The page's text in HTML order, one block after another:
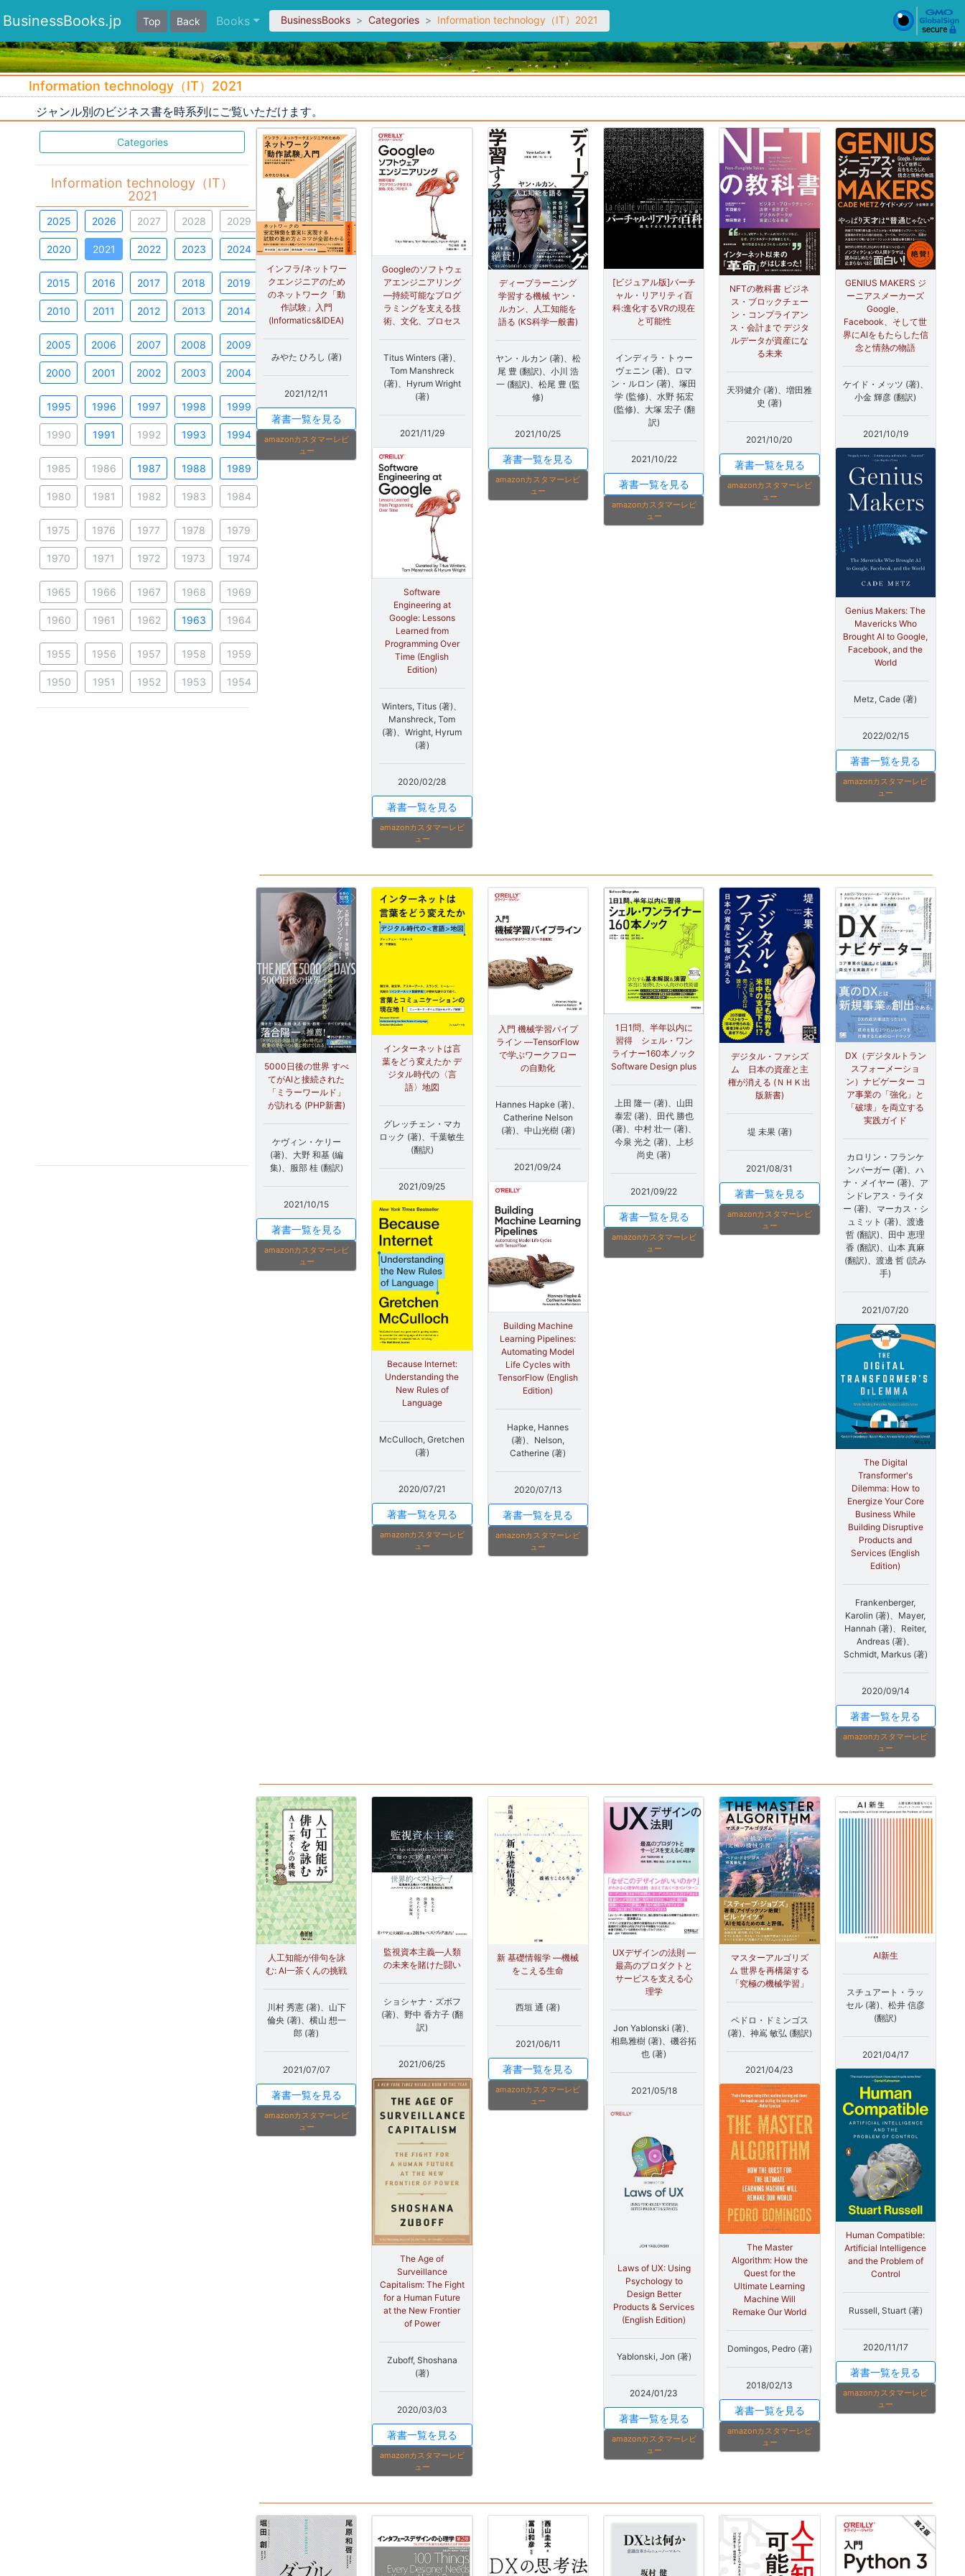
BusinessBooks.jp Top Back Books BusinessBooks Categories Information technology（IT）2021
Information technology（IT）2021
ジャンル別のビジネス書を時系列にご覧いただけます。
Categories
Information technology（IT）
2021
2025 2026 2027 2028 2029
2020 2021 2022 2023 2024
2015 2016 2017 2018 2019
2010 2011 2012 2013 2014
2005 2006 2007 2008 2009
2000 2001 2002 2003 2004
1995 1996 1997 1998 1999
1990 1991 1992 1993 1994
1985 1986 1987 1988 1989
1980 1981 1982 1983 1984
1975 1976 1977 1978 1979
1970 1971 1972 1973 1974
1965 1966 1967 1968 1969
1960 1961 1962 1963 1964
1955 1956 1957 1958 1959
1950 1951 1952 1953 1954
インフラ/ネットワー
クエンジニアのため
のネットワーク「動
作試験」入門
(Informatics&IDEA)
みやた ひろし (著)
2021/12/11
著書一覧を見る
amazonカスタマーレビ
ュー
Googleのソフトウェ
アエンジニアリング
―持続可能なプログ
ラミングを支える技
術、文化、プロセス
Titus Winters (著)、
Tom Manshreck
(著)、Hyrum Wright
(著)
2021/11/29
Software
Engineering at
Google: Lessons
Learned from
Programming Over
Time (English
Edition)
Winters, Titus (著)、
Manshreck, Tom
(著)、Wright, Hyrum
(著)
2020/02/28
著書一覧を見る
amazonカスタマーレビ
ュー
ディープラーニング
学習する機械 ヤン・
ルカン、人工知能を
語る (KS科学一般書)
ヤン・ルカン (著)、松
尾 豊 (翻訳)、小川 浩
一 (翻訳)、松尾 豊 (監
修)
2021/10/25
著書一覧を見る
amazonカスタマーレビ
ュー
[ビジュアル版]バーチ
ャル・リアリティ百
科:進化するVRの現在
と可能性
インディラ・トゥー
ヴェニン (著)、ロマ
ン・ルロン (著)、塚田
学 (監修)、水野 拓宏
(監修)、大塚 宏子 (翻
訳)
2021/10/22
著書一覧を見る
amazonカスタマーレビ
ュー
NFTの教科書 ビジネ
ス・ブロックチェー
ン・コンプライアン
ス・会計まで デジタ
ルデータが資産にな
る未来
天羽健介 (著)、増田雅
史 (著)
2021/10/20
著書一覧を見る
amazonカスタマーレビ
ュー
GENIUS MAKERS ジ
ーニアスメーカーズ
Google、
Facebook、そして世
界にAIをもたらした信
念と情熱の物語
ケイド・メッツ (著)、
小金 輝彦 (翻訳)
2021/10/19
Genius Makers: The
Mavericks Who
Brought AI to Google,
Facebook, and the
World
Metz, Cade (著)
2022/02/15
著書一覧を見る
amazonカスタマーレビ
ュー
5000日後の世界 すべ
てがAIと接続された
「ミラーワールド」
が訪れる (PHP新書)
ケヴィン・ケリー
(著)、大野 和基 (編
集)、服部 桂 (翻訳)
2021/10/15
著書一覧を見る
amazonカスタマーレビ
ュー
インターネットは言
葉をどう変えたか デ
ジタル時代の〈言
語〉地図
グレッチェン・マカ
ロック (著)、千葉敏生
(翻訳)
2021/09/25
Because Internet:
Understanding the
New Rules of
Language
McCulloch, Gretchen
(著)
2020/07/21
著書一覧を見る
amazonカスタマーレビ
ュー
入門 機械学習パイプ
ライン ―TensorFlow
で学ぶワークフロー
の自動化
Hannes Hapke (著)、
Catherine Nelson
(著)、中山光樹 (著)
2021/09/24
Building Machine
Learning Pipelines:
Automating Model
Life Cycles with
TensorFlow (English
Edition)
Hapke, Hannes
(著)、Nelson,
Catherine (著)
2020/07/13
著書一覧を見る
amazonカスタマーレビ
ュー
1日1問、半年以内に
習得 シェル・ワン
ライナー160本ノック
Software Design plus
上田 隆一 (著)、山田
泰宏 (著)、田代 勝也
(著)、中村 壮一 (著)、
今泉 光之 (著)、上杉
尚史 (著)
2021/09/22
著書一覧を見る
amazonカスタマーレビ
ュー
デジタル・ファシズ
ム 日本の資産と主
権が消える (ＮＨＫ出
版新書)
堤 未果 (著)
2021/08/31
著書一覧を見る
amazonカスタマーレビ
ュー
DX（デジタルトラン
スフォーメーショ
ン）ナビゲーター コ
ア事業の「強化」と
「破壊」を両立する
実践ガイド
カロリン・フランケ
ンバーガー (著)、ハ
ナ・メイヤー (著)、ア
ンドレアス・ライタ
ー (著)、マーカス・シ
ュミット (著)、渡邊
哲 (翻訳)、田中 恵理
香 (翻訳)、山本 真麻
(翻訳)、渡邊 哲 (読み
手)
2021/07/20
The Digital
Transformer's
Dilemma: How to
Energize Your Core
Business While
Building Disruptive
Products and
Services (English
Edition)
Frankenberger,
Karolin (著)、Mayer,
Hannah (著)、Reiter,
Andreas (著)、
Schmidt, Markus (著)
2020/09/14
著書一覧を見る
amazonカスタマーレビ
ュー
人工知能が俳句を詠
む: AI一茶くんの挑戦
川村 秀憲 (著)、山下
倫央 (著)、横山 想一
郎 (著)
2021/07/07
著書一覧を見る
amazonカスタマーレビ
ュー
監視資本主義―人類
の未来を賭けた闘い
ショシャナ・ズボフ
(著)、野中 香方子 (翻
訳)
2021/06/25
The Age of
Surveillance
Capitalism: The Fight
for a Human Future
at the New Frontier
of Power
Zuboff, Shoshana
(著)
2020/03/03
著書一覧を見る
amazonカスタマーレビ
ュー
新 基礎情報学 ―機械
をこえる生命
西垣 通 (著)
2021/06/11
著書一覧を見る
amazonカスタマーレビ
ュー
UXデザインの法則 ―
最高のプロダクトと
サービスを支える心
理学
Jon Yablonski (著)、
相島雅樹 (著)、磯谷拓
也 (著)
2021/05/18
Laws of UX: Using
Psychology to
Design Better
Products & Services
(English Edition)
Yablonski, Jon (著)
2024/01/23
著書一覧を見る
amazonカスタマーレビ
ュー
マスターアルゴリズ
ム 世界を再構築する
「究極の機械学習」
ペドロ・ドミンゴス
(著)、神嶌 敏弘 (翻訳)
2021/04/23
The Master
Algorithm: How the
Quest for the
Ultimate Learning
Machine Will
Remake Our World
Domingos, Pedro (著)
2018/02/13
著書一覧を見る
amazonカスタマーレビ
ュー
AI新生
スチュアート・ラッ
セル (著)、松井 信彦
(翻訳)
2021/04/17
Human Compatible:
Artificial Intelligence
and the Problem of
Control
Russell, Stuart (著)
2020/11/17
著書一覧を見る
amazonカスタマーレビ
ュー